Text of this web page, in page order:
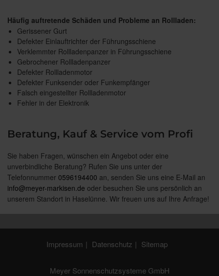
Häufig auftretende Schäden und Probleme an Rollladen:
Gerissener Gurt
Defekter Einlauftrichter der Führungsschiene
Verklemmter Rollladenpanzer in Führungsschiene
Gebrochener Rollladenpanzer
Defekter Rollladenmotor
Defekter Funksender oder Funkempfänger
Falsch eingestellter Rollladenmotor
Fehler in der Elektronik
Beratung, Kauf & Service vom Profi
Sie haben Fragen, wünschen ein Angebot oder eine
unverbindliche Beratung? Rufen Sie uns unter der
Telefonnummer 0596194400 an, senden Sie uns eine E-Mail an
info@meyer-markisen.de oder besuchen Sie uns persönlich an
unserem Standort in Haselünne. Wir freuen uns auf Ihre Anfrage!
Impressum Datenschutz Sitemap
Meyer Sonnenschutzsysteme GmbH